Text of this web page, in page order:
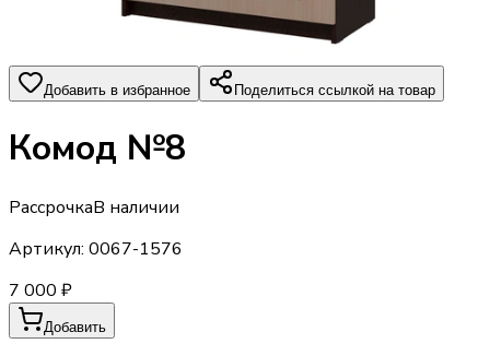
Добавить в избранное Поделиться ссылкой на товар
Комод №8
РассрочкаВ наличии
Артикул: 0067-1576
7 000 ₽
Добавить